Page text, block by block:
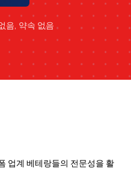
음, 약속 없음
업계 베테랑들의 전문성을 활